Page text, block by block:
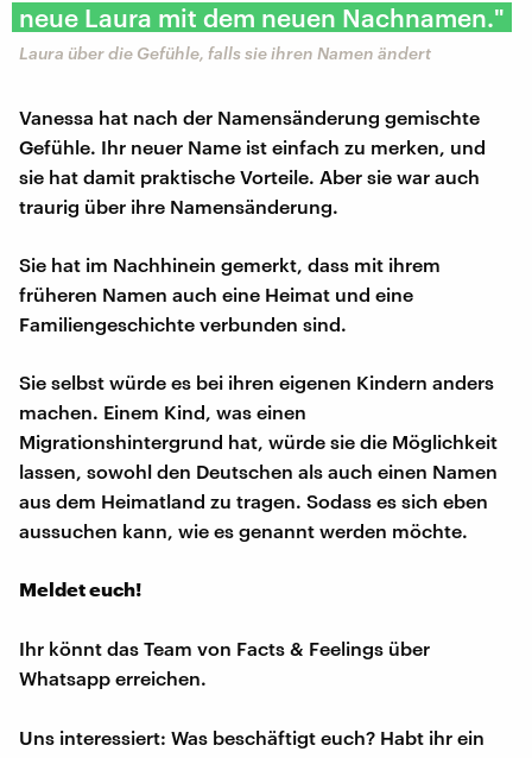
neue Laura mit dem neuen Nachnamen."
Laura über die Gefühle, falls sie ihren Namen ändert
Vanessa hat nach der Namensänderung gemischte
Gefühle. Ihr neuer Name ist einfach zu merken, und
sie hat damit praktische Vorteile. Aber sie war auch
traurig über ihre Namensänderung.
Sie hat im Nachhinein gemerkt, dass mit ihrem
früheren Namen auch eine Heimat und eine
Familiengeschichte verbunden sind.
Sie selbst würde es bei ihren eigenen Kindern anders
machen. Einem Kind, was einen
Migrationshintergrund hat, würde sie die Möglichkeit
lassen, sowohl den Deutschen als auch einen Namen
aus dem Heimatland zu tragen. Sodass es sich eben
aussuchen kann, wie es genannt werden möchte.
Meldet euch!
Ihr könnt das Team von Facts & Feelings über
Whatsapp erreichen.
Uns interessiert: Was beschäftigt euch? Habt ihr ein